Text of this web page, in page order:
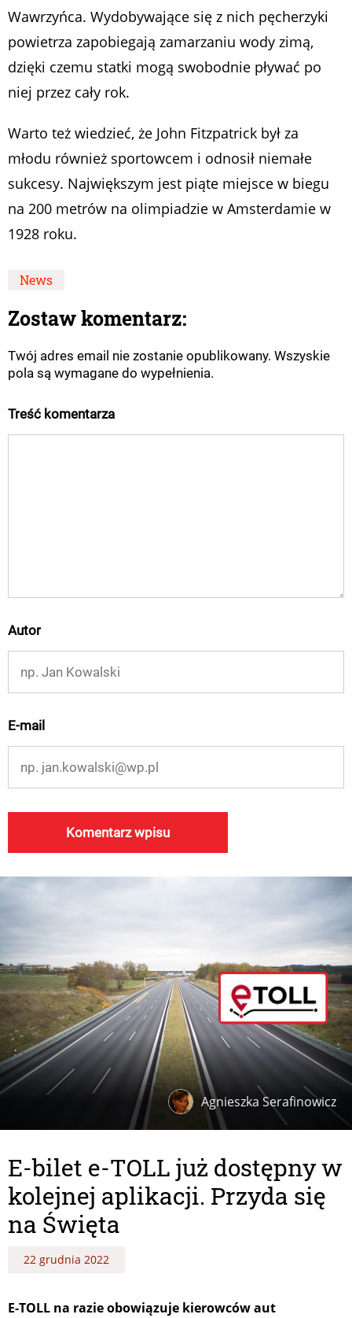
Wawrzyńca. Wydobywające się z nich pęcherzyki
powietrza zapobiegają zamarzaniu wody zimą,
dzięki czemu statki mogą swobodnie pływać po
niej przez cały rok.
Warto też wiedzieć, że John Fitzpatrick był za
młodu również sportowcem i odnosił niemałe
sukcesy. Największym jest piąte miejsce w biegu
na 200 metrów na olimpiadzie w Amsterdamie w
1928 roku.
News
Zostaw komentarz:
Twój adres email nie zostanie opublikowany. Wszyskie
pola są wymagane do wypełnienia.
Treść komentarza
Autor
E-mail
Agnieszka Serafinowicz
E-bilet e-TOLL już dostępny w
kolejnej aplikacji. Przyda się
na Święta
22 grudnia 2022
E-TOLL na razie obowiązuje kierowców aut